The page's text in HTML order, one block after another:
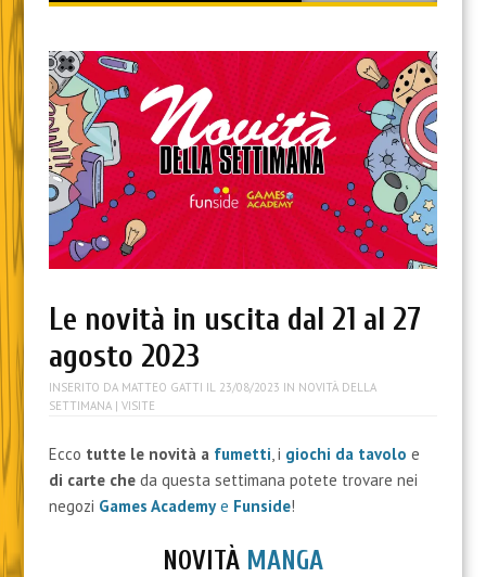
content
Le novità in uscita dal 21 al 27
agosto 2023
INSERITO DA MATTEO GATTI IL 23/08/2023 IN NOVITÀ DELLA
SETTIMANA| VISITE
Ecco tutte le novità a fumetti , i giochi da tavolo e
di carte che da questa settimana potete trovare nei
negozi Games Academye Funside!
NOVITÀ MANGA